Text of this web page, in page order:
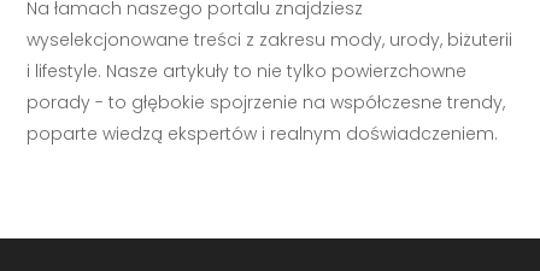
Na łamach naszego portalu znajdziesz
wyselekcjonowane treści z zakresu mody, urody, biżuterii
i lifestyle. Nasze artykuły to nie tylko powierzchowne
porady - to głębokie spojrzenie na współczesne trendy,
poparte wiedzą ekspertów i realnym doświadczeniem.